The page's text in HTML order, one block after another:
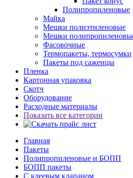
Полипропиленовые
Майка
Мешки полиэтиленовые
Мешки
Фасовочные
Термопакеты, термосумки
Пакеты под саженцы
Пленка
Картонная упаковка
Скотч
Оборудование
Расходные материалы
Показать все категории
Главная
Пакеты
Полипропиленовые и БОПП
БОПП пакеты
С клеевым клапаном